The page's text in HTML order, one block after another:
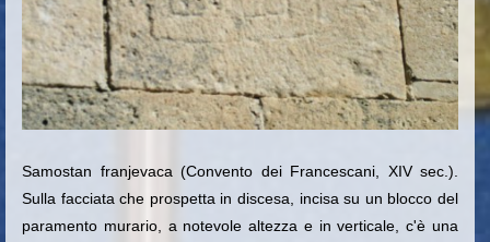
Samostan franjevaca (Convento dei Francescani, XIV sec.).
Sulla facciata che prospetta in discesa, incisa su un blocco del
paramento murario, a notevole altezza e in verticale, c'è una